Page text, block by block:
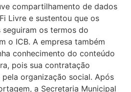
compartilhamento de dados
Livre e sustentou que os
os termos do
o ICB. A empresa também
conhecimento do conteúdo
pois sua contratação
organização social. Após
a Secretaria Municipal